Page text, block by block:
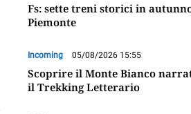
Fs: sette treni storici in
Piemonte
Incoming 05/08/2026 15:55
Scoprire il Monte Bianco
il Trekking Letterario